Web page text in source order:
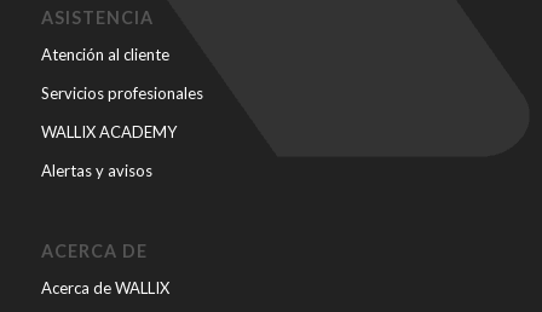
ASISTENCIA
Atención al cliente
Servicios profesionales
WALLIX ACADEMY
Alertas y avisos
ACERCA DE
Acerca de WALLIX